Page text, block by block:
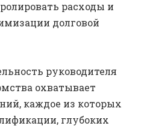
расходы и
долговой
руководителя
охватывает
каждое из которых
глубоких